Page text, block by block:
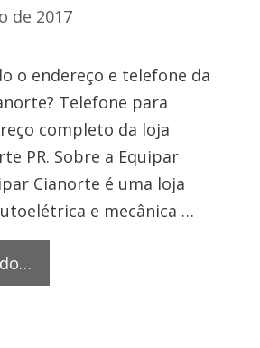
de 2017
o endereço e telefone da
Telefone para
completo da loja
PR. Sobre a Equipar
Cianorte é uma loja
e mecânica …
Cianorte